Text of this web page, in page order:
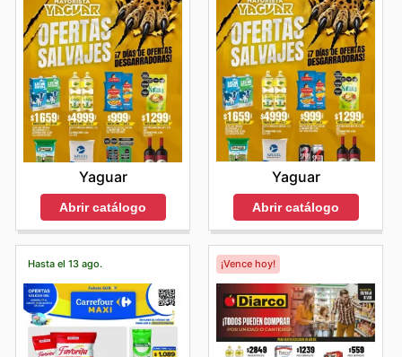
Yaguar
Abrir catálogo
Yaguar
Abrir catálogo
Hasta el 13 ago. ¡Vence hoy!